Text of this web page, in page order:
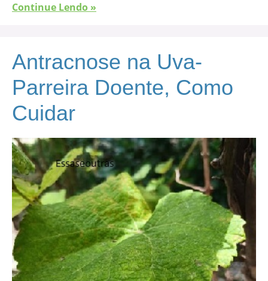
Continue Lendo »
Antracnose na Uva-
Parreira Doente, Como
Cuidar